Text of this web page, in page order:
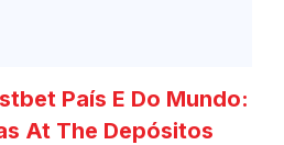
País E Do Mundo:
At The Depósitos